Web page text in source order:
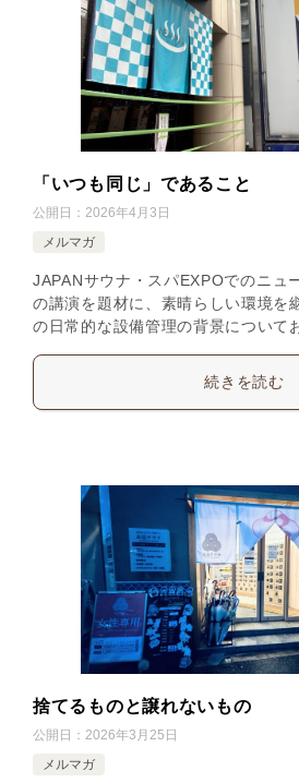
「いつも同じ」であること
公開日： 2026年4月3日
メルマガ
JAPANサウナ・スパEXPOでのニュ
の講演を題材に、素晴らしい環境を
の日常的な設備管理の背景について
続きを読む
捨てるものと譲れないもの
公開日： 2026年3月25日
メルマガ